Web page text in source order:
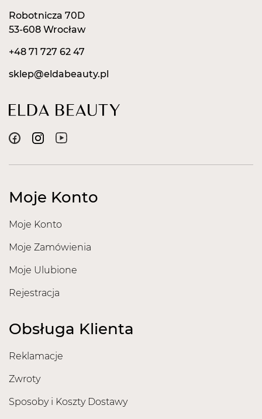
Moje Konto
Moje Konto
Moje Zamówienia
Moje Ulubione
Rejestracja
Obsługa Klienta
Reklamacje
Zwroty
Sposoby i Koszty Dostawy
Robotnicza 70D
53-608 Wrocław
+48 71 727 62 47
sklep@eldabeauty.pl